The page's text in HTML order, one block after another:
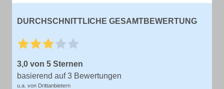
DURCHSCHNITTLICHE GESAMTBEWERTUNG
3,0 von 5 Sternen
basierend auf 3 Bewertungen
u.a. von Drittanbietern